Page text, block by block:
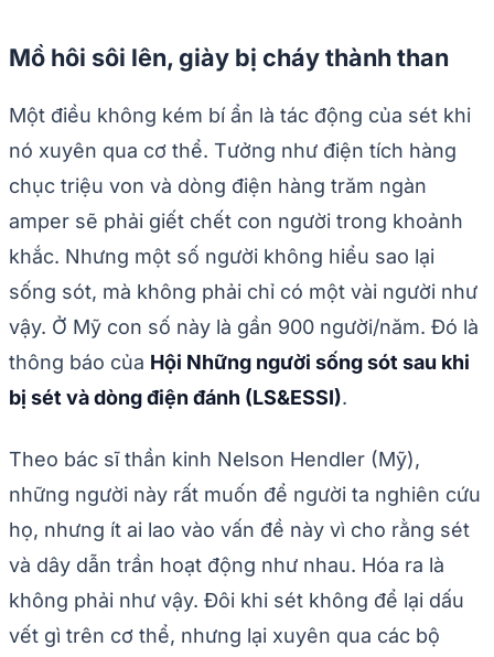
Mồ hôi sôi lên, giày bị cháy thành than
Một điều không kém bí ẩn là tác động của sét khi
nó xuyên qua cơ thể. Tưởng như điện tích hàng
chục triệu von và dòng điện hàng trăm ngàn
amper sẽ phải giết chết con người trong khoảnh
khắc. Nhưng một số người không hiểu sao lại
sống sót, mà không phải chỉ có một vài người như
vậy. Ở Mỹ con số này là gần 900 người/năm. Đó là
thông báo của Hội Những người sống sót sau khi
bị sét và dòng điện đánh (LS&ESSI).
Theo bác sĩ thần kinh Nelson Hendler (Mỹ),
những người này rất muốn để người ta nghiên cứu
họ, nhưng ít ai lao vào vấn đề này vì cho rằng sét
và dây dẫn trần hoạt động như nhau. Hóa ra là
không phải như vậy. Đôi khi sét không để lại dấu
vết gì trên cơ thể, nhưng lại xuyên qua các bộ